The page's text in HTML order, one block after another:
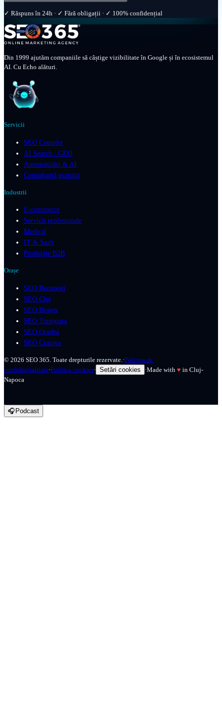
✓ Răspuns în 24h · ✓ Fără obligații · ✓ 100% confidențial
Din 1999 ajutăm companiile să câștige vizibilitate în Google și în ecosistemul
AI. Cu Echo alături.
Servicii
SEO Complet
AI Search / GEO
Automatizări & AI
Consultanță gratuită
Industrii
E-commerce
Servicii profesionale
Medical
IT & SaaS
Producție B2B
Orașe
SEO București
SEO Cluj
SEO Brașov
SEO Timișoara
SEO Oradea
SEO Craiova
© 2026 SEO 365. Toate drepturile rezervate. ·Politica de
confidențialitate·Politica cookies· Setări cookies ·Made with ♥ in Cluj-
Napoca
🎧 Podcast